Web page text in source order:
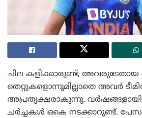
ചില കളിക്കാരുണ്ട്, അവരുടേതായ
തെറ്റുകളൊന്നുമില്ലാതെ അവർ
അപ്രത്യക്ഷരാകുന്നു.
ചർച്ചകൾ ഒകെ നടക്കാറുണ്ട്.